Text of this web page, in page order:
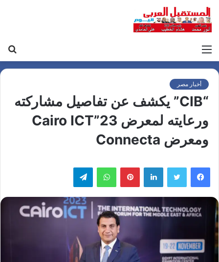
أخبار مصر
“CIB” يكشف عن تفاصيل مشاركته
ورعايته لمعرض Cairo ICT”23
ومعرض Connecta
لينكدإن بينتيريست واتساب